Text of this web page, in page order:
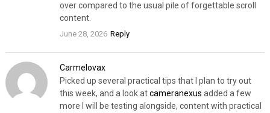
over compared to the usual pile of forgettable scroll
content.
June 28, 2026 Reply
Carmelovax
Picked up several practical tips that I plan to try out
this week, and a look atcameranexus added a few
more I will be testing alongside, content with practical